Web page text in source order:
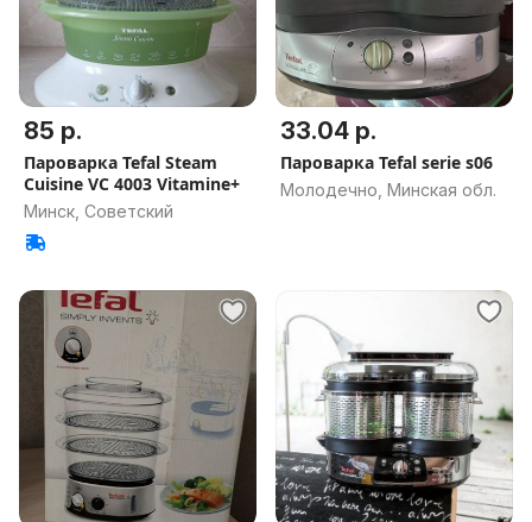
85 р.
Пароварка Tefal Steam
Cuisine VC 4003 Vitamine+
Минск, Советский
33.04 р.
Пароварка Tefal serie s06
Молодечно, Минская обл.